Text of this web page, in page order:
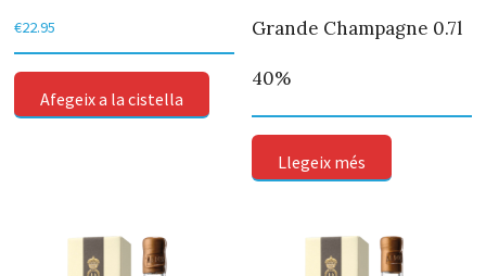
€22.95
Afegeix a la cistella
Grande Champagne 0.7l
40%
Llegeix més